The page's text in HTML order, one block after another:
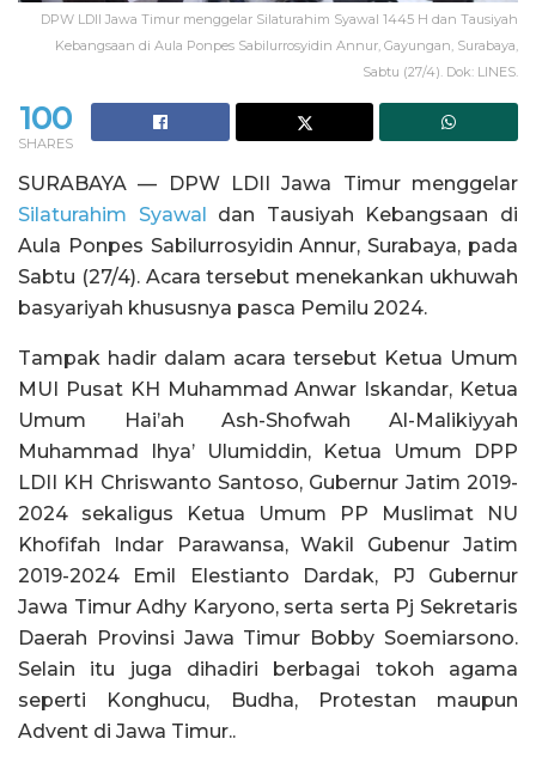
DPW LDII Jawa Timur menggelar Silaturahim Syawal 1445 H dan Tausiyah
Kebangsaan di Aula Ponpes Sabilurrosyidin Annur, Gayungan, Surabaya,
Sabtu (27/4). Dok: LINES.
100
SHARES
SURABAYA — DPW LDII Jawa Timur menggelar
Silaturahim Syawal
dan Tausiyah Kebangsaan di
Aula Ponpes Sabilurrosyidin Annur, Surabaya, pada
Sabtu (27/4). Acara tersebut menekankan ukhuwah
basyariyah khususnya pasca Pemilu 2024.
Tampak hadir dalam acara tersebut Ketua Umum
MUI Pusat KH Muhammad Anwar Iskandar, Ketua
Umum Hai’ah Ash-Shofwah Al-Malikiyyah
Muhammad Ihya’ Ulumiddin, Ketua Umum DPP
LDII KH Chriswanto Santoso, Gubernur Jatim 2019-
2024 sekaligus Ketua Umum PP Muslimat NU
Khofifah Indar Parawansa, Wakil Gubenur Jatim
2019-2024 Emil Elestianto Dardak, PJ Gubernur
Jawa Timur Adhy Karyono, serta serta Pj Sekretaris
Daerah Provinsi Jawa Timur Bobby Soemiarsono.
Selain itu juga dihadiri berbagai tokoh agama
seperti Konghucu, Budha, Protestan maupun
Advent di Jawa Timur..